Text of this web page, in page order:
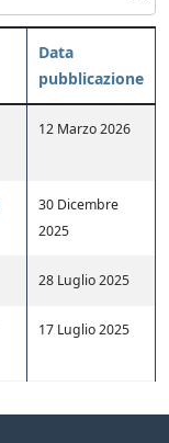
Data
pubblicazione
12 Marzo 2026
30 Dicembre
2025
28 Luglio 2025
17 Luglio 2025